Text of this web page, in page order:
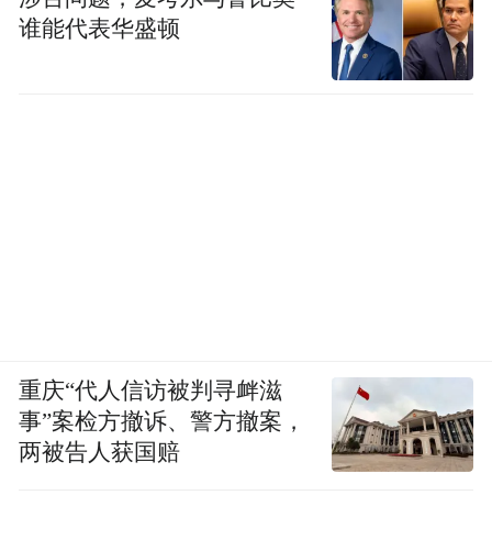
谁能代表华盛顿
重庆“代人信访被判寻衅滋
事”案检方撤诉、警方撤案，
两被告人获国赔